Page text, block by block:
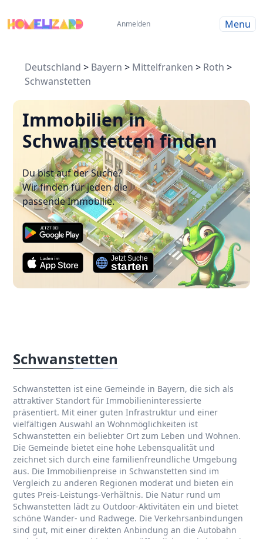
Anmelden Menu
Deutschland > Bayern > Mittelfranken > Roth >
Schwanstetten
Immobilien in
Schwanstetten finden
Du bist auf der Suche?
Wir finden für jeden die
passende Immobilie.
Schwanstetten
Schwanstetten ist eine Gemeinde in Bayern, die sich als
attraktiver Standort für Immobilieninteressierte
präsentiert. Mit einer guten Infrastruktur und einer
vielfältigen Auswahl an Wohnmöglichkeiten ist
Schwanstetten ein beliebter Ort zum Leben und Wohnen.
Die Gemeinde bietet eine hohe Lebensqualität und
zeichnet sich durch eine familienfreundliche Umgebung
aus. Die Immobilienpreise in Schwanstetten sind im
Vergleich zu anderen Regionen moderat und bieten ein
gutes Preis-Leistungs-Verhältnis. Die Natur rund um
Schwanstetten lädt zu Outdoor-Aktivitäten ein und bietet
schöne Wander- und Radwege. Die Verkehrsanbindungen
sind gut, mit einer direkten Anbindung an die Autobahn